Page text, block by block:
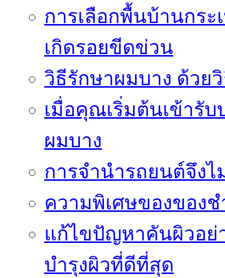
การเลือกพื้นบ้านกร
เกิดรอยขีดข่วน
วิธีรักษาผมบาง ด้วย
เมื่อคุณเริ่มต้นเข้ารั
ผมบาง
การจำนำรถยนต์จึงไ
ความพิเศษของของ
แก้ไขปัญหาคันผิวอ
บำรุงผิวที่ดีที่สุด